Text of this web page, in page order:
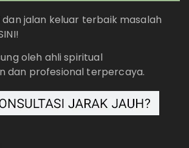
dan jalan keluar terbaik masalah
oleh ahli spiritual
dan profesional terpercaya.